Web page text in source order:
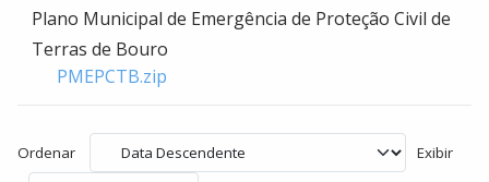
Plano Municipal de Emergência de Proteção Civil de
Terras de Bouro
PMEPCTB.zip
Ordenar Exibir